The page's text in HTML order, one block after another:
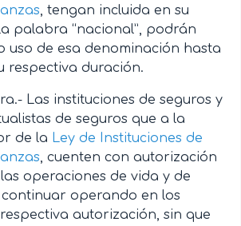
, tengan incluida en su
palabra “nacional”, podrán
uso de esa denominación hasta
respectiva duración.
Las instituciones de seguros y
de seguros que a la
de la Ley de Instituciones de
, cuenten con autorización
operaciones de vida y de
operando en los
autorización, sin que